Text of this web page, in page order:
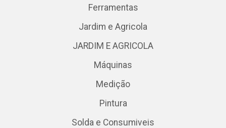
Ferramentas
Jardim e Agricola
JARDIM E AGRICOLA
Máquinas
Medição
Pintura
Solda e Consumiveis